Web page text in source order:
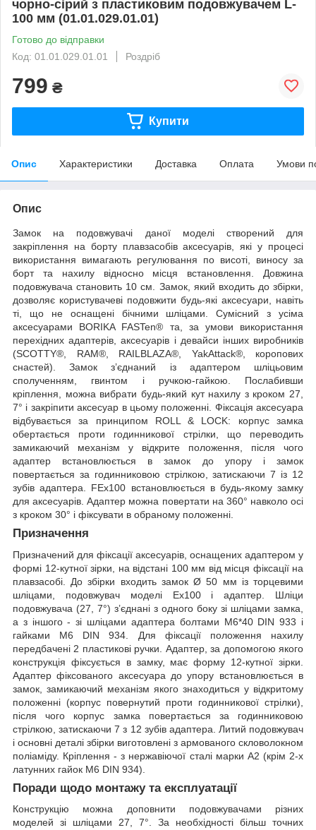
чорно-сірий з пластиковим подовжувачем L-
100 мм (01.01.029.01.01)
Готово до відправки
Код: 01.01.029.01.01
Роздріб
799 ₴
Купити
Опис Характеристики Доставка Оплата Умови
Опис
Замок на подовжувачі даної моделі створений для
закріплення на борту плавзасобів аксесуарів, які у процесі
використання вимагають регулювання по висоті, виносу за
борт та нахилу відносно місця встановлення. Довжина
подовжувача становить 10 см. Замок, який входить до збірки,
дозволяє користувачеві подовжити будь-які аксесуари, навіть
ті, що не оснащені бічними шліцами. Сумісний з усіма
аксесуарами BORIKA FASTen® та, за умови використання
перехідних адаптерів, аксесуарів і девайси інших виробників
(SCOTTY®, RAM®, RAILBLAZA®, YakAttack®, коропових
снастей). Замок з’єднаний із адаптером шліцьовим
сполученням, гвинтом і ручкою-гайкою. Послабивши
кріплення, можна вибрати будь-який кут нахилу з кроком 27,
7° і закріпити аксесуар в цьому положенні. Фіксація аксесуара
відбувається за принципом ROLL & LOCK: корпус замка
обертається проти годинникової стрілки, що переводить
замикаючий механізм у відкрите положення, після чого
адаптер встановлюється в замок до упору і замок
повертається за годинниковою стрілкою, затискаючи 7 із 12
зубів адаптера. FEx100 встановлюється в будь-якому замку
для аксесуарів. Адаптер можна повертати на 360° навколо осі
з кроком 30° і фіксувати в обраному положенні.
Призначення
Призначений для фіксації аксесуарів, оснащених адаптером у
формі 12-кутної зірки, на відстані 100 мм від місця фіксації на
плавзасобі. До збірки входить замок Ø 50 мм із торцевими
шліцами, подовжувач моделі Ex100 і адаптер. Шліци
подовжувача (27, 7°) з’єднані з одного боку зі шліцами замка,
а з іншого - зі шліцами адаптера болтами M6*40 DIN 933 і
гайками M6 DIN 934. Для фіксації положення нахилу
передбачені 2 пластикові ручки. Адаптер, за допомогою якого
конструкція фіксується в замку, має форму 12-кутної зірки.
Адаптер фіксованого аксесуара до упору встановлюється в
замок, замикаючий механізм якого знаходиться у відкритому
положенні (корпус повернутий проти годинникової стрілки),
після чого корпус замка повертається за годинниковою
стрілкою, затискаючи 7 з 12 зубів адаптера. Литий подовжувач
і основні деталі збірки виготовлені з армованого скловолокном
поліаміду. Кріплення - з нержавіючої сталі марки А2 (крім 2-х
латунних гайок M6 DIN 934).
Поради щодо монтажу та експлуатації
Конструкцію можна доповнити подовжувачами різних
моделей зі шліцами 27, 7°. За необхідності більш точних